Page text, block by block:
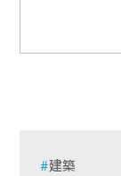
建築